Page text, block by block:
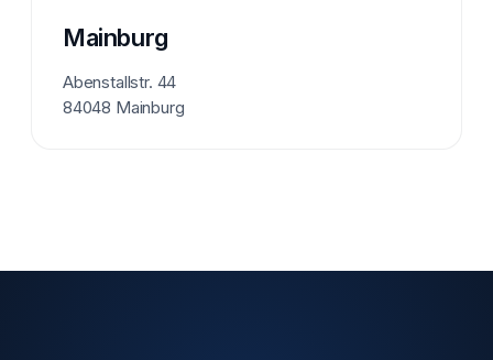
Mainburg
Abenstallstr. 44
84048 Mainburg